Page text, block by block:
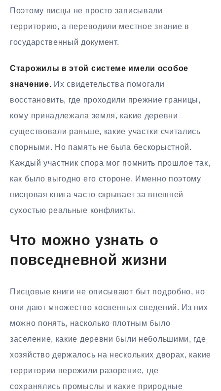
Поэтому писцы не просто записывали
территорию, а переводили местное знание в
государственный документ.
Старожилы в этой системе имели особое
значение. Их свидетельства помогали
восстановить, где проходили прежние границы,
кому принадлежала земля, какие деревни
существовали раньше, какие участки считались
спорными. Но память не была бескорыстной.
Каждый участник спора мог помнить прошлое так,
как было выгодно его стороне. Именно поэтому
писцовая книга часто скрывает за внешней
сухостью реальные конфликты.
Что можно узнать о
повседневной жизни
Писцовые книги не описывают быт подробно, но
они дают множество косвенных сведений. Из них
можно понять, насколько плотным было
заселение, какие деревни были небольшими, где
хозяйство держалось на нескольких дворах, какие
территории пережили разорение, где
сохранялись промыслы и какие природные